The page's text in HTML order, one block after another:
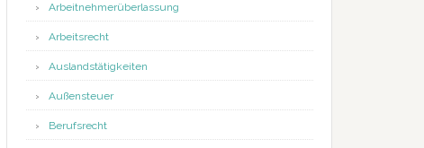
Arbeitnehmerüberlassung
Arbeitsrecht
Auslandstätigkeiten
Außensteuer
Berufsrecht